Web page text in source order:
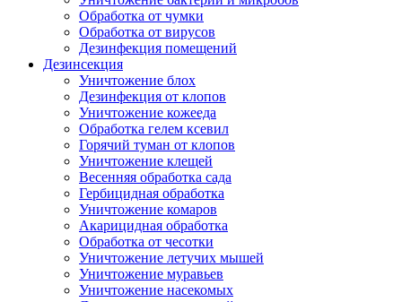
Обработка от чумки
Обработка от вирусов
Дезинфекция помещений
Дезинсекция
Уничтожение блох
Дезинфекция от клопов
Уничтожение кожееда
Обработка гелем ксевил
Горячий туман от клопов
Уничтожение клещей
Весенняя обработка сада
Гербицидная обработка
Уничтожение комаров
Акарицидная обработка
Обработка от чесотки
Уничтожение летучих мышей
Уничтожение муравьев
Уничтожение насекомых